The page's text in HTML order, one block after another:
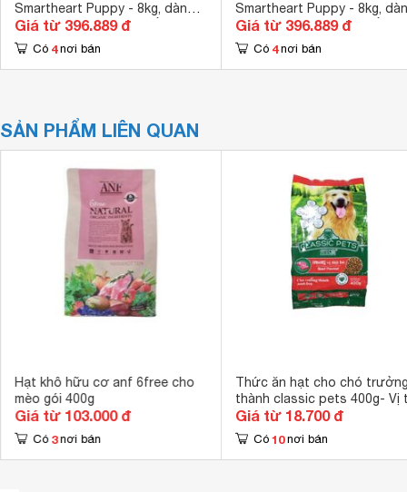
Smartheart Puppy - 8kg, dành
cho chó dưới 1 năm tuổi
Giá từ 396.889 đ
Có 4 nơi bán
Smartheart Puppy - 8kg,
cho chó dưới 1 năm tuổi
Giá từ 396.889 đ
Có 4 nơi bán
SẢN PHẨM LIÊN QUAN
Hạt khô hữu cơ anf 6free cho
mèo gói 400g
Giá từ 103.000 đ
Có 3 nơi bán
Thức ăn hạt cho chó
thành classic pets 400g- Vị
bò
Giá từ 18.700 đ
Có 10 nơi bán